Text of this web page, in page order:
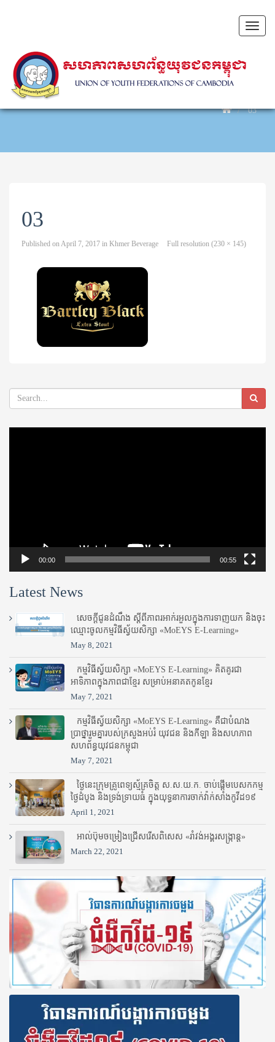
Toggle
03
03
Published onApril 7, 2017 in Khmer Beverage Full resolution (230 × 145)
00:00 00:55
Latest News
សេចក្តីជូនដំណឹង ស្តី​ពីភាព​រអាក់រអួល​ក្នុងការ​ទាញ​យក និង​ចុះ​
ឈ្មោះ​ចូល​កម្មវិធី​ស្វ័យសិក្សា «MoEYS E-Learning»
May 8, 2021
កម្មវិធីស្វ័យសិក្សា «MoEYS E-Learning» គិតគូរជា
អាទិភាពក្នុងភាពជាខ្មែរ សម្រាប់អនាគតកូនខ្មែរ
May 7, 2021
កម្មវិធីស្វ័យសិក្សា «MoEYS E-Learning» គឺជាបំណង
ប្រាថ្នារួមគ្នារបស់ក្រសួងអប់រំ​ យុវជន និងកីឡា និងសហភាព
សហព័ន្ធយុវជនកម្ពុជា
May 7, 2021
ថ្ងៃនេះក្រុមគ្រូពេទ្យស្ម័គ្រចិត្ត ស.ស.យ.ក. ចាប់ផ្តើមបេសកកម្ម
ថ្ងៃដំបូង និងទ្រង់ទ្រាយធំ ក្នុងយុទ្ធនាការចាក់វ៉ាក់សាំងកូវីដ១៩
April 1, 2021
អាល់ប៊ុមចម្រៀងជ្រើសរើសពិសេស «រាំវង់អង្គរសង្ក្រាន្ត»
March 22, 2021